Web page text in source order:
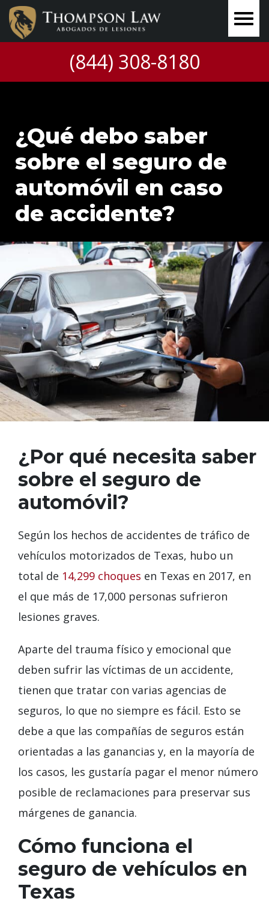
(844) 308-8180
¿Qué debo saber
sobre el seguro de
automóvil en caso
de accidente?
¿Por qué necesita saber
sobre el seguro de
automóvil?
Según los hechos de accidentes de tráfico de
vehículos motorizados de Texas, hubo un
total de 14,299 choques en Texas en 2017, en
el que más de 17,000 personas sufrieron
lesiones graves.
Aparte del trauma físico y emocional que
deben sufrir las víctimas de un accidente,
tienen que tratar con varias agencias de
seguros, lo que no siempre es fácil. Esto se
debe a que las compañías de seguros están
orientadas a las ganancias y, en la mayoría de
los casos, les gustaría pagar el menor número
posible de reclamaciones para preservar sus
márgenes de ganancia.
Cómo funciona el
seguro de vehículos en
Texas